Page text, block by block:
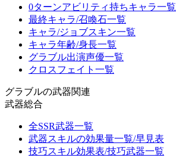
0ターンアビリティ持ちキャラ一覧
最終キャラ/召喚石一覧
キャラ/ジョブスキン一覧
キャラ年齢/身長一覧
グラブル出演声優一覧
クロスフェイト一覧
グラブルの武器関連
武器総合
全SSR武器一覧
武器スキルの効果量一覧/早見表
技巧スキル効果表/技巧武器一覧